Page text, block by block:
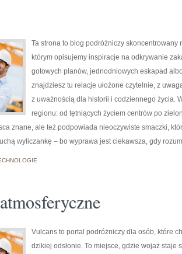
Ta strona to blog podróżniczy
którym opisujemy inspiracje na odkrywanie
gotowych planów, jednodniowych eskapad
znajdziesz tu relacje ułożone czytelnie, z
z uważnością dla historii i codziennego życia.
regionu: od tętniących życiem centrów po
znane, ale też podpowiada nieoczywiste smaczki,
wyliczankę – bo wyprawa jest ciekawsza, gdy
Vulcans to portal podróżniczy dla osób, które
dzikiej odsłonie. To miejsce, gdzie wojaż